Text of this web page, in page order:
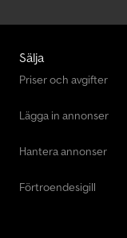
Sälja
Priser och avgifter
Lägga in annonser
Hantera annonser
Förtroendesigill